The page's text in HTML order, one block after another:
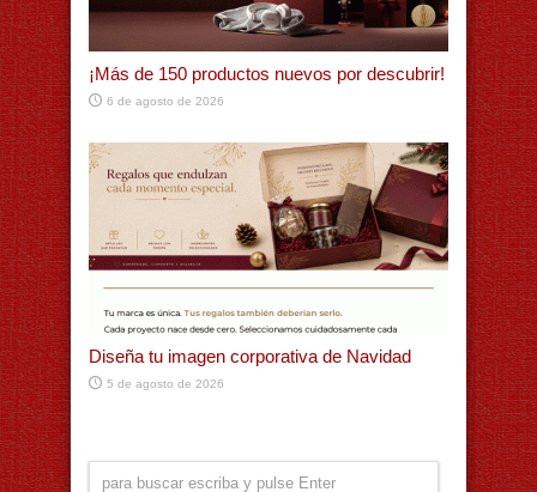
¡Más de 150 productos nuevos por descubrir!
6 de agosto de 2026
Diseña tu imagen corporativa de Navidad
5 de agosto de 2026